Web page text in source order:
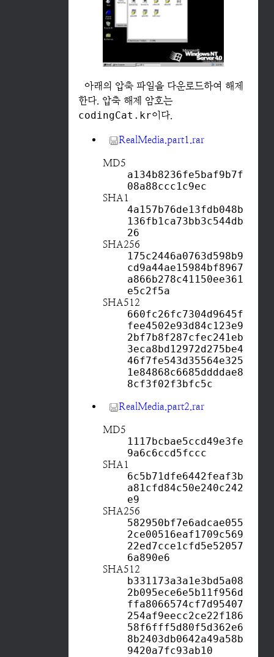
아래의 압축 파일을 다운로드하여 해제
한다. 압축 해제 암호는
codingCat.kr이다.
RealMedia.part1.rar
MD5
a134b8236fe5baf9b7f
08a88ccc1c9ec
SHA1
4a157b76de13fdb048b
136fb1ca73bb3c544db
26
SHA256
175c2446a0763d598b9
cd9a44ae15984bf8967
a866b278c41150ee361
e5c2f5a
SHA512
660fc26fc7304d9645f
fee4502e93d84c123e9
2bf7b8f287cfec241eb
3eca8bd12972d275be4
46f7fe543d35564e325
1e84868c6685ddddae8
8cf3f02f3bfc5c
RealMedia.part2.rar
MD5
1117bcbae5ccd49e3fe
9a6c6ccd5fccc
SHA1
6c5b71dfe6442feaf3b
a81cfd84c50e240c242
e9
SHA256
582950bf7e6adcae055
2ce00516eaf1709c569
22ed7cce1cfd5e52057
6a890e6
SHA512
b331173a3a1e3bd5a08
2b095ece6e5b11f956d
ffa8066574cf7d95407
254af9eecc2ce22f186
58f6fff5d80f5d362e6
8b2403db0642a49a58b
9420a7fc93ab10